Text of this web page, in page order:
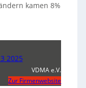
kamen 8%
2025
VDMA e.V.
Zur Firmenwebsite